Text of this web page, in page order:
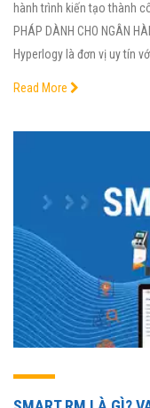
hành trình kiến tạo thành
PHÁP DÀNH CHO NGÂN
Hyperlogy là đơn vị uy tín
Read More